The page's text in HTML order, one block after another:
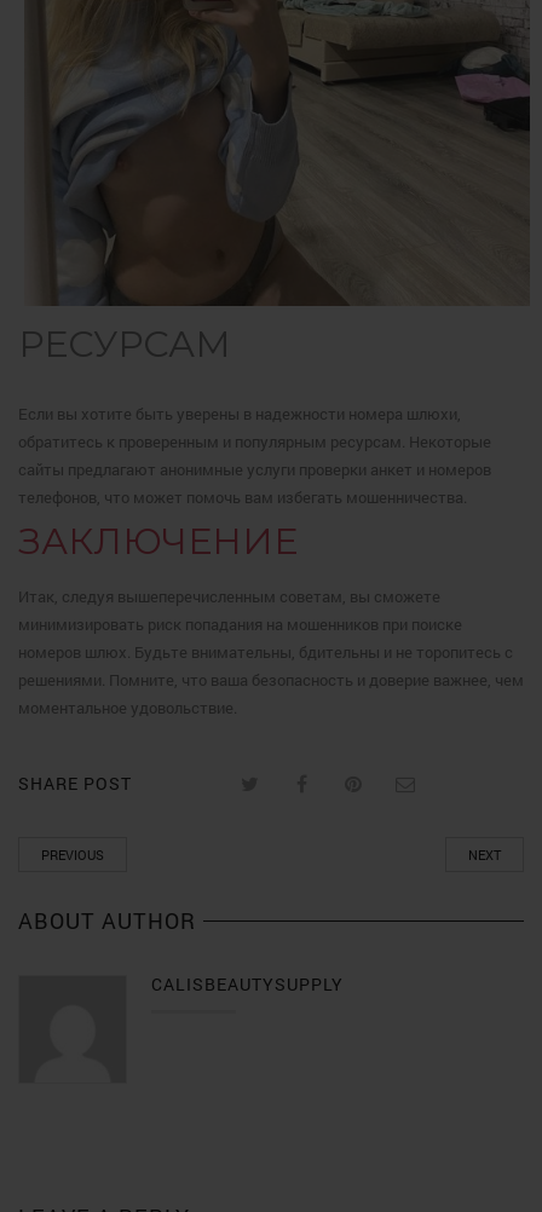
РЕСУРСАМ
Если вы хотите быть уверены в надежности номера шлюхи,
обратитесь к проверенным и популярным ресурсам. Некоторые
сайты предлагают анонимные услуги проверки анкет и номеров
телефонов, что может помочь вам избегать мошенничества.
ЗАКЛЮЧЕНИЕ
Итак, следуя вышеперечисленным советам, вы сможете
минимизировать риск попадания на мошенников при поиске
номеров шлюх. Будьте внимательны, бдительны и не торопитесь с
решениями. Помните, что ваша безопасность и доверие важнее, чем
моментальное удовольствие.
SHARE POST
PREVIOUS NEXT
ABOUT AUTHOR
CALISBEAUTYSUPPLY